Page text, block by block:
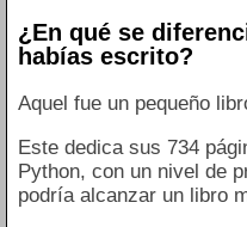
¿En qué se
habías escrito?
Aquel fue un pequeño
Este dedica sus 734
Python, con un nivel de
podría alcanzar un libro